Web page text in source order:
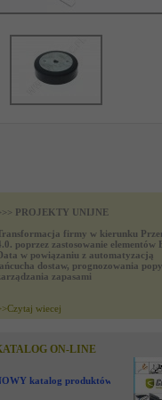
>>> PROJEKTY UNIJNE
firmy w kierunku
poprzez zastosowanie elementów
w powiązaniu z automatyzacją
dostaw, prognozowania
zapasami
Czytaj wiecej
ON-LINE
katalog produktów !